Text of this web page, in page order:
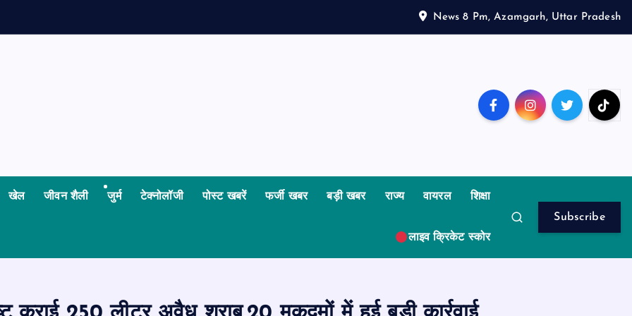
News 8 Pm, Azamgarh, Uttar Pradesh
खेल जीवन शैली जुर्म टेक्नोलॉजी पोस्ट खबरें फर्जी खबर बड़ी खबर राज्य वायरल शिक्षा
लाइव क्रिकेट स्कोर
Subscribe